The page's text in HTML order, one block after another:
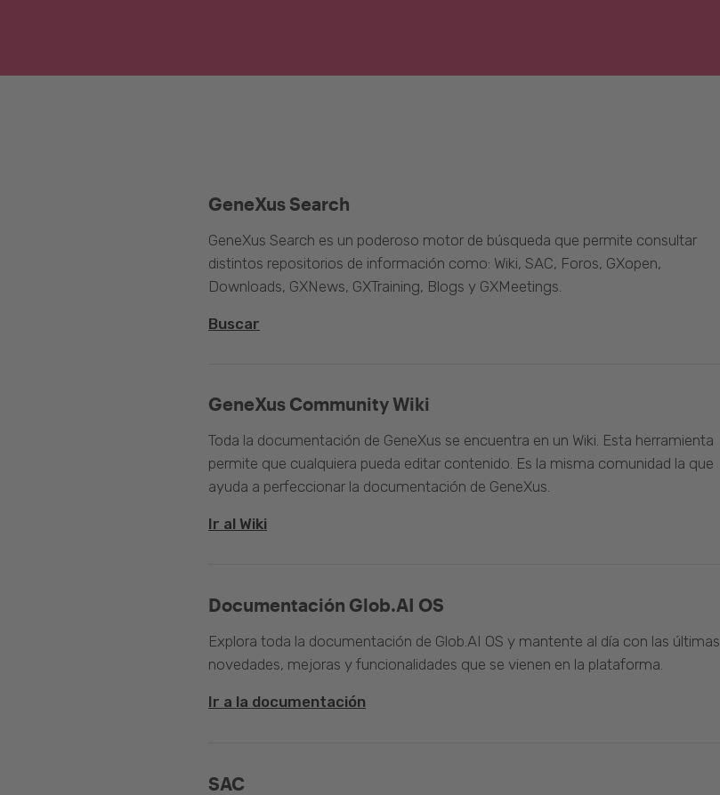
GeneXus Community Wiki
Toda la documentación de GeneXus se encuentra en un Wiki. Esta herramienta
permite que cualquiera pueda editar contenido. Es la misma comunidad la que
ayuda a perfeccionar la documentación de GeneXus.
Ir al Wiki
GeneXus Search
GeneXus Search es un poderoso motor de búsqueda que permite consultar
distintos repositorios de información como: Wiki, SAC, Foros, GXopen,
Downloads, GXNews, GXTraining, Blogs y GXMeetings.
Buscar
Documentación Glob.AI OS
Explora toda la documentación de Glob.AI OS y mantente al día con las últimas
novedades, mejoras y funcionalidades que se vienen en la plataforma.
Ir a la documentación
SAC